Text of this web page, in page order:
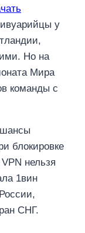
у
Но на
Мира
команды с
шансы
блокировке
нельзя
1вин
СНГ.